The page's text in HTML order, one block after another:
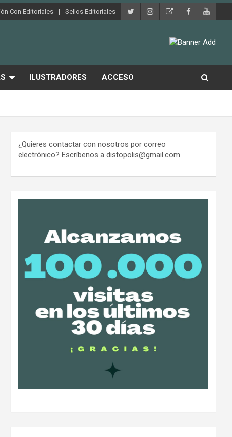
Con Editoriales Sellos Editoriales
ILUSTRADORES ACCESO
¿Quieres contactar con nosotros por correo
electrónico? Escríbenos a distopolis@gmail.com